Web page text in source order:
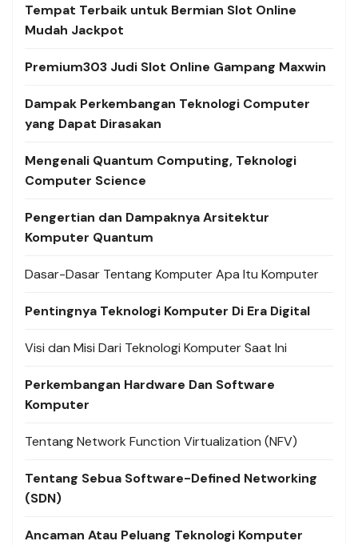
Tempat Terbaik untuk Bermian Slot Online
Mudah Jackpot
Premium303 Judi Slot Online Gampang Maxwin
Dampak Perkembangan Teknologi Computer
yang Dapat Dirasakan
Mengenali Quantum Computing, Teknologi
Computer Science
Pengertian dan Dampaknya Arsitektur
Komputer Quantum
Dasar-Dasar Tentang Komputer Apa Itu Komputer
Pentingnya Teknologi Komputer Di Era Digital
Visi dan Misi Dari Teknologi Komputer Saat Ini
Perkembangan Hardware Dan Software
Komputer
Tentang Network Function Virtualization (NFV)
Tentang Sebua Software-Defined Networking
(SDN)
Ancaman Atau Peluang Teknologi Komputer